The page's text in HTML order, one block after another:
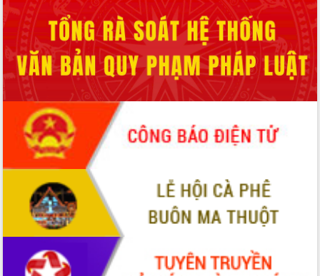
Hội thảo góp ý hồ sơ điều chỉnh quy
hoạch tỉnh Đắk Lắk thời kỳ 2021-2030,
tầm nhìn đến năm 2050
Nâng cao hiệu quả hoạt động của các
doanh nghiệp nhà nước
Hội nghị triển khai kết nối mạng
truyền số liệu chuyên dùng phục vụ cơ
quan Đảng, Nhà nước
Lễ phát động chuỗi hoạt động chung
tay làm sạch môi trường
Xã Ea Kar bước chuyển mình trong
công tác cải cách hành chính mô hình
UBND tỉnh họp báo định kỳ tháng 4
năm 2026
Hội thảo khoa học “Giải pháp thúc đẩy
phát triển nền kinh tế xanh tại tỉnh
Đắk Lắk”